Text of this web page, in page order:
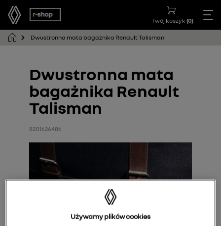
Twój koszyk (0)
Dwustronna mata bagażnika Renault Talisman
Dwustronna mata
bagażnika Renault
Talisman
8201626486
Używamy plików cookies